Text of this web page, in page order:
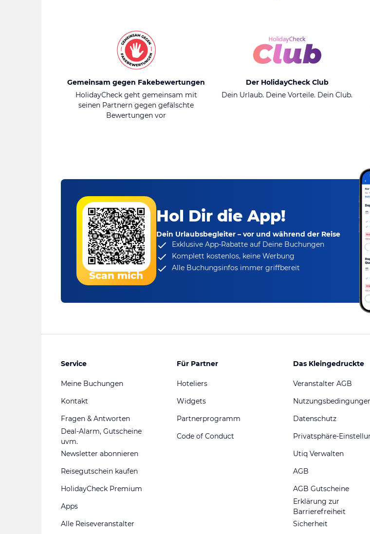
Gemeinsam gegen Fakebewertungen
HolidayCheck geht gemeinsam mit
seinen Partnern gegen gefälschte
Bewertungen vor
Der HolidayCheck Club
Dein Urlaub. Deine Vorteile. Dein Club.
Scan mich
Hol Dir die App!
Dein Urlaubsbegleiter – vor und während der Reise
Exklusive App-Rabatteauf Deine Buchungen
Komplett kostenlos, keine Werbung
Alle Buchungsinfos immer griffbereit
Service
Meine Buchungen
Kontakt
Fragen & Antworten
Deal-Alarm, Gutscheine
uvm.
Newsletter abonnieren
Reisegutschein kaufen
HolidayCheck Premium
Apps
Alle Reiseveranstalter
Für Partner
Hoteliers
Widgets
Partnerprogramm
Code of Conduct
Das Kleingedruckte
Veranstalter AGB
Datenschutz
Privatsphäre-
Utiq Verwalten
AGB
AGB Gutscheine
Erklärung zur
Barrierefreiheit
Sicherheit